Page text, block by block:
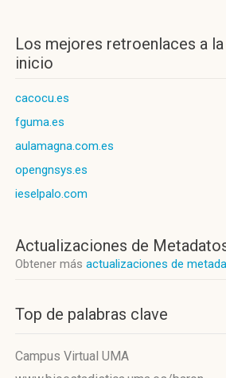
Los mejores retroenlaces a la
inicio
cacocu.es
fguma.es
aulamagna.com.es
opengnsys.es
ieselpalo.com
Actualizaciones de
Obtener más actualizaciones de
Top de palabras clave
Campus Virtual UMA